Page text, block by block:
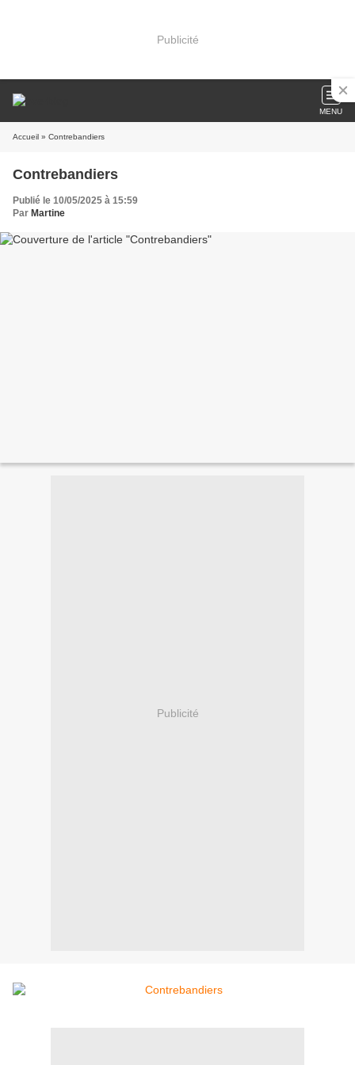
Publicité
MENU
Accueil » Contrebandiers
Contrebandiers
Publié le 10/05/2025 à 15:59
Par Martine
Publicité